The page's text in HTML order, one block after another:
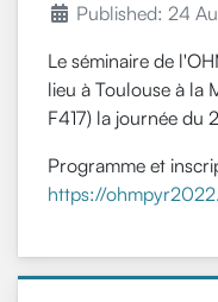
Published: 24
Le séminaire de
lieu à Toulouse à la
F417) la journée du
Programme et
https://